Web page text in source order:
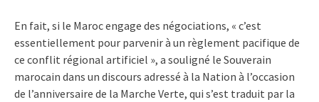
En fait, si le Maroc engage des négociations, « c’est
essentiellement pour parvenir à un règlement pacifique de
ce conflit régional artificiel », a souligné le Souverain
marocain dans un discours adressé à la Nation à l’occasion
de l’anniversaire de la Marche Verte, qui s’est traduit par la